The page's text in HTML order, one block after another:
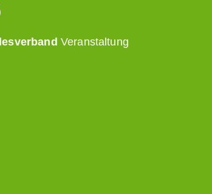
Veranstaltung